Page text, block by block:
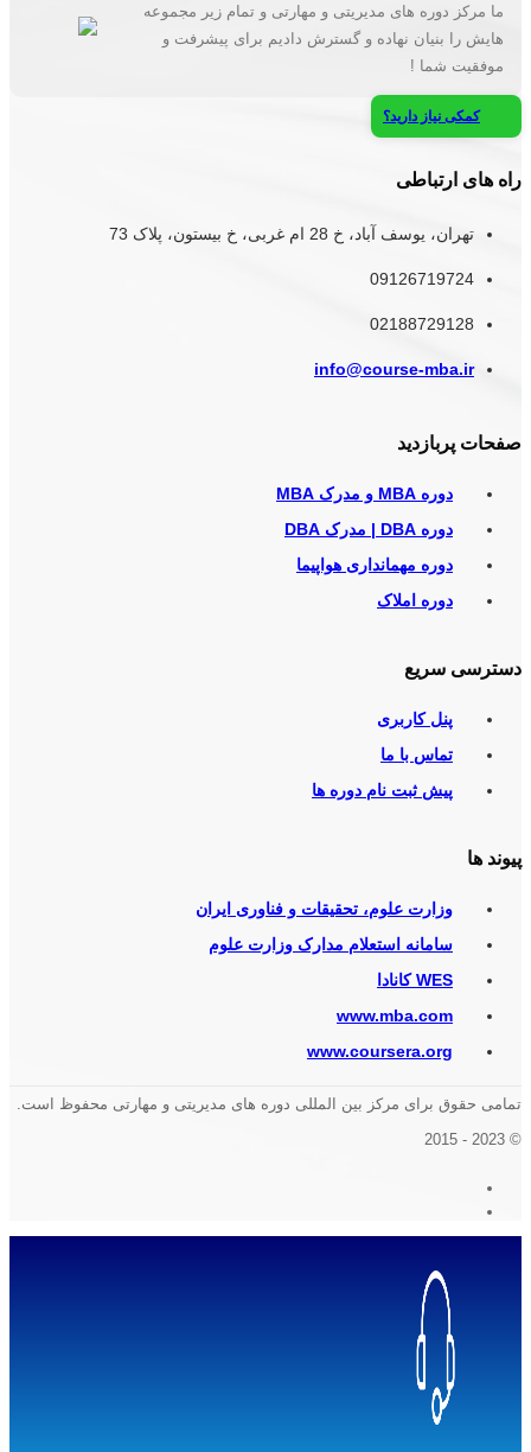
ما مرکز دوره های مدیریتی و مهارتی و تمام زیر مجموعه
هایش را بنیان نهاده و گسترش دادیم برای پیشرفت و
موفقیت شما !
کمکی نیاز دارید؟
راه های ارتباطی
تهران، یوسف آباد، خ 28 ام غربی، خ بیستون، پلاک 73
09126719724
02188729128
info@course-mba.ir
صفحات پربازدید
دوره MBA و مدرک MBA
دوره DBA | مدرک DBA
دوره مهمانداری هواپیما
دوره املاک
دسترسی سریع
پنل کاربری
تماس با ما
پیش ثبت نام دوره ها
پیوند ها
وزارت علوم، تحقیقات و فناوری ایران
سامانه استعلام مدارک وزارت علوم
WES کانادا
www.mba.com
www.coursera.org
تمامی حقوق برای مرکز بین المللی دوره های مدیریتی و مهارتی محفوظ است.
© 2023 - 2015